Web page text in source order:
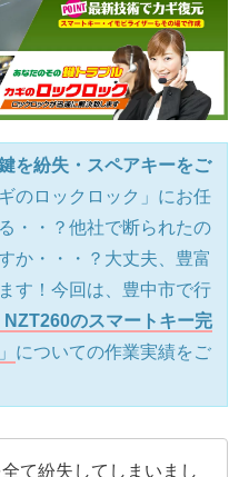
を紛失・スペアキーをご
のロックロック」にお任
・・？他社で断られたの
か・・・？大丈夫、豊富
す！今回は、豊中市で行
のスマートキー完
」 についての作業実績をご
て紛失してしまいまし